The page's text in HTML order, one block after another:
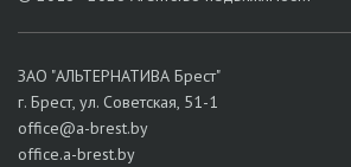
ЗАО "АЛЬТЕРНАТИВА Брест"
г. Брест, ул. Советская, 51-1
office@a-brest.by
office.a-brest.by